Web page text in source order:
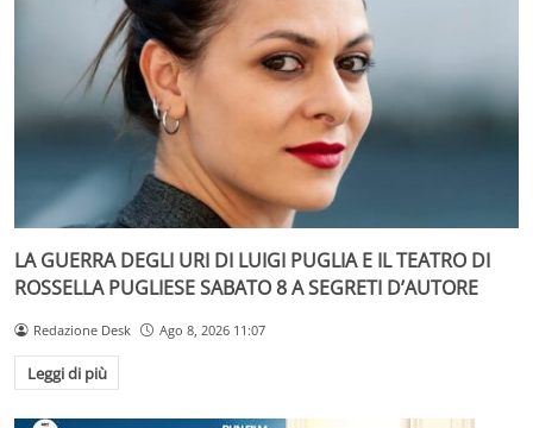
LA GUERRA DEGLI URI DI LUIGI PUGLIA E IL TEATRO DI
ROSSELLA PUGLIESE SABATO 8 A SEGRETI D’AUTORE
Redazione Desk Ago 8, 2026 11:07
Leggi di più